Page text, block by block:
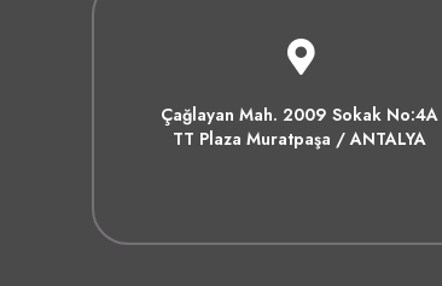
Çağlayan Mah. 2009 Sokak No:4A
TT Plaza Muratpaşa / ANTALYA